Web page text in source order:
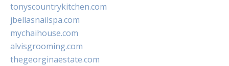
tonyscountrykitchen.com
jbellasnailspa.com
mychaihouse.com
alvisgrooming.com
thegeorginaestate.com